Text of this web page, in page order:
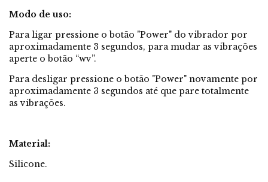
Modo de uso:
Para ligar pressione o botão "Power" do vibrador por
aproximadamente 3 segundos, para mudar as vibrações
aperte o botão “wv”.
Para desligar pressione o botão "Power" novamente por
aproximadamente 3 segundos até que pare totalmente
as vibrações.
Material:
Silicone.